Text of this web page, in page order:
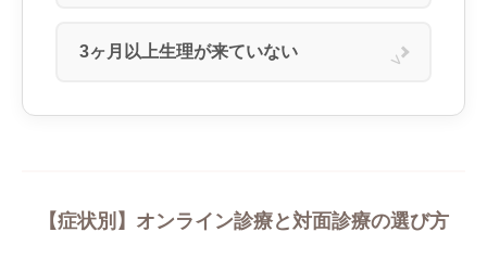
3ヶ月以上生理が来ていない
【症状別】オンライン診療と対面診療の選び方